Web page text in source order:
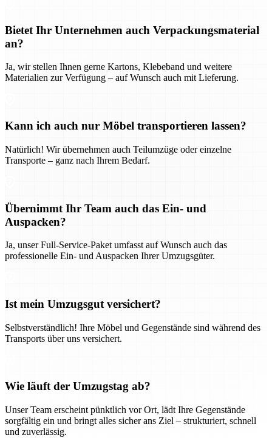
Bietet Ihr Unternehmen auch Verpackungsmaterial
an?
Ja, wir stellen Ihnen gerne Kartons, Klebeband und weitere
Materialien zur Verfügung – auf Wunsch auch mit Lieferung.
Kann ich auch nur Möbel transportieren lassen?
Natürlich! Wir übernehmen auch Teilumzüge oder einzelne
Transporte – ganz nach Ihrem Bedarf.
Übernimmt Ihr Team auch das Ein- und
Auspacken?
Ja, unser Full-Service-Paket umfasst auf Wunsch auch das
professionelle Ein- und Auspacken Ihrer Umzugsgüter.
Ist mein Umzugsgut versichert?
Selbstverständlich! Ihre Möbel und Gegenstände sind während des
Transports über uns versichert.
Wie läuft der Umzugstag ab?
Unser Team erscheint pünktlich vor Ort, lädt Ihre Gegenstände
sorgfältig ein und bringt alles sicher ans Ziel – strukturiert, schnell
und zuverlässig.